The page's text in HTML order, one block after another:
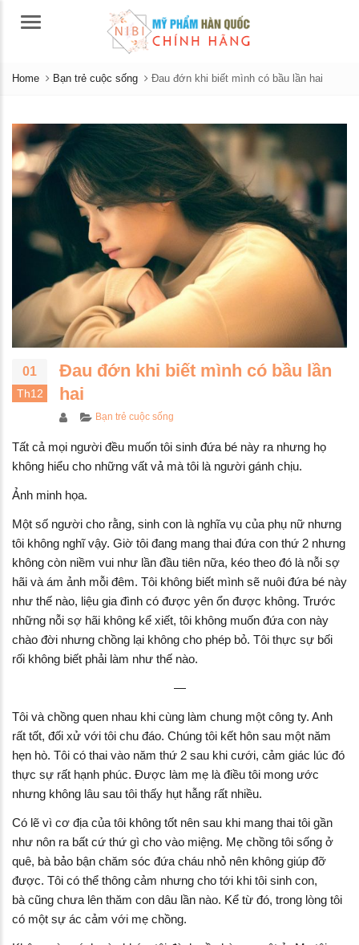
Menu
Home Bạn trẻ cuộc sống Đau đớn khi biết mình có bầu lần hai
01
Th12
Đau đớn khi biết mình có bầu lần
hai
AuthorCategories
Bạn trẻ cuộc sống
Tất cả mọi người đều muốn tôi sinh đứa bé này ra nhưng họ
không hiểu cho những vất vả mà tôi là người gánh chịu.
Ảnh minh họa.
Một số người cho rằng, sinh con là nghĩa vụ của phụ nữ nhưng
tôi không nghĩ vậy. Giờ tôi đang mang thai đứa con thứ 2 nhưng
không còn niềm vui như lần đầu tiên nữa, kéo theo đó là nỗi sợ
hãi và ám ảnh mỗi đêm. Tôi không biết mình sẽ nuôi đứa bé này
như thế nào, liệu gia đình có được yên ổn được không. Trước
những nỗi sợ hãi không kể xiết, tôi không muốn đứa con này
chào đời nhưng chồng lại không cho phép bỏ. Tôi thực sự bối
rối không biết phải làm như thế nào.
—
Tôi và chồng quen nhau khi cùng làm chung một công ty. Anh
rất tốt, đối xử với tôi chu đáo. Chúng tôi kết hôn sau một năm
hẹn hò. Tôi có thai vào năm thứ 2 sau khi cưới, cảm giác lúc đó
thực sự rất hạnh phúc. Được làm mẹ là điều tôi mong ước
nhưng không lâu sau tôi thấy hụt hẫng rất nhiều.
Có lẽ vì cơ địa của tôi không tốt nên sau khi mang thai tôi gần
như nôn ra bất cứ thứ gì cho vào miệng. Mẹ chồng tôi sống ở
quê, bà bảo bận chăm sóc đứa cháu nhỏ nên không giúp đỡ
được. Tôi có thể thông cảm nhưng cho tới khi tôi sinh con,
bà cũng chưa lên thăm con dâu lần nào. Kể từ đó, trong lòng tôi
có một sự ác cảm với mẹ chồng.
chăm sóc da nám
bị khô vào mùa Đông
2024
3 trong chế độ dinh
2024
4 CÁCH DÙNG KEM CHỐNG
NẮNG CHO DA NÁM
04/04/2024
Bàn Chải Xỉa Kẽ
nội tiết tố nữ
05/12/2023
chống gan nhiễm
cực tốt – nibi.vn
05/12/2023